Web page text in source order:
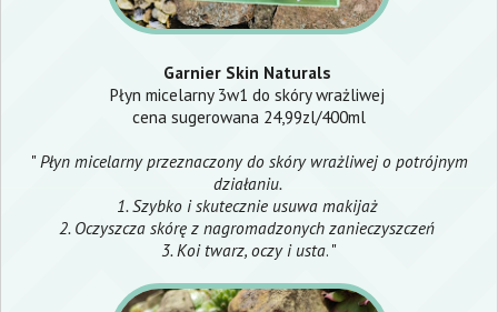
Garnier Skin Naturals
Płyn micelarny 3w1 do skóry wrażliwej
cena sugerowana 24,99zl/400ml
"Płyn micelarny przeznaczony do skóry wrażliwej o potrójnym
działaniu.
1. Szybko i skutecznie usuwa makijaż
2. Oczyszcza skórę z nagromadzonych zanieczyszczeń
3. Koi twarz, oczy i usta. "